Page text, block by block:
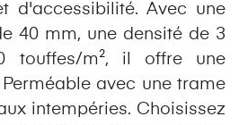
d'accessibilité. Avec une
40 mm, une densité de 3
touffes/m², il offre une
avec une trame
intempéries. Choisissez